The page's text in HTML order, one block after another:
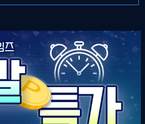
렉트 게임즈 주말특가 프로모션 안내
그마 2: 다크 어리즌 한국어판] 예약판매 안내